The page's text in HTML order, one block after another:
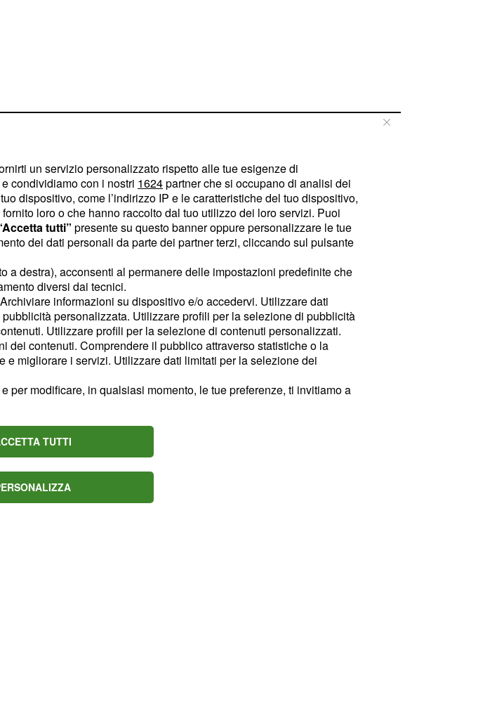
un servizio personalizzato rispetto alle tue esigenze di
condividiamo con i nostri 1624partner che si occupano di analisi dei
dispositivo, come l’indirizzo IP e le caratteristiche del tuo dispositivo,
loro o che hanno raccolto dal tuo utilizzo dei loro servizi. Puoi
tutti” presente su questo banner oppure personalizzare le tue
dei dati personali da parte dei partner terzi, cliccando sul pulsante
a destra), acconsenti al permanere delle impostazioni predefinite che
diversi dai tecnici.
informazioni su dispositivo e/o accedervi. Utilizzare dati
personalizzata. Utilizzare profili per la selezione di pubblicità
Utilizzare profili per la selezione di contenuti personalizzati.
dei contenuti. Comprendere il pubblico attraverso statistiche o la
migliorare i servizi. Utilizzare dati limitati per la selezione dei
per modificare, in qualsiasi momento, le tue preferenze, ti invitiamo a
TUTTI